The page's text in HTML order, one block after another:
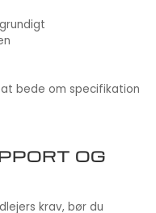
bede om specifikation
OG
krav, bør du